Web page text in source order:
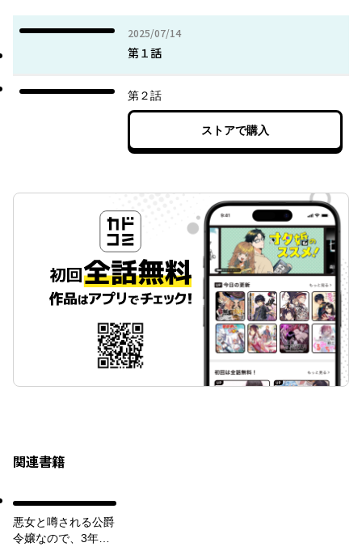
2025/07/14
2025年07月14日
第１話
第２話
ストアで購入
関連書籍
悪女と噂される公爵
令嬢なので、3年後